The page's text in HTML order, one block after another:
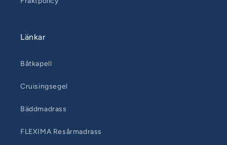
Länkar
Båtkapell
Cruisingsegel
Bäddmadrass
FLEXIMA Resårmadrass